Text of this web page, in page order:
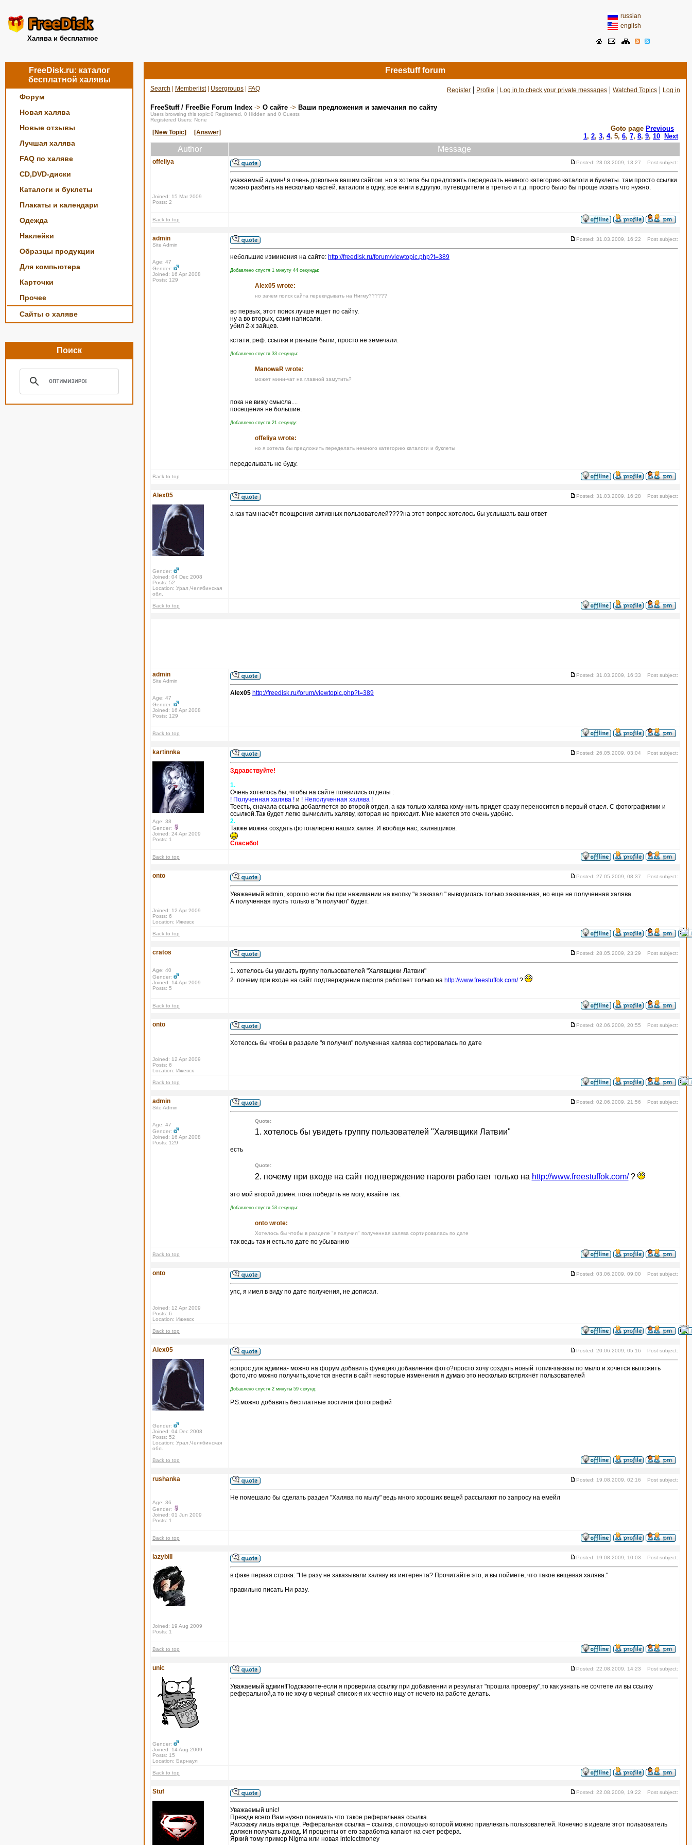
Халява и бесплатное
russian
english
FreeDisk.ru: каталог
бесплатной халявы
Форум
Новая халява
Новые отзывы
Лучшая халява
FAQ по халяве
CD,DVD-диски
Каталоги и буклеты
Плакаты и календари
Одежда
Наклейки
Образцы продукции
Для компьютера
Карточки
Прочее
Сайты о халяве
Поиск
Freestuff forum
Search Memberlist| Usergroups FAQ Register | Profile | Log in to check your private messages | Watched Topics | Log in
FreeStuff / FreeBie Forum Index -> О сайте -> Ваши предложения и замечания по сайту
Users browsing this topic:0 Registered, 0 Hidden and 0 Guests
Registered Users: None
[New Topic] [Answer] Goto page Previous
1, 2, 3, 4, 5, 6, 7, 8, 9, 10 Next
Author Message
offeliya
Joined: 15 Mar 2009
Posts: 2
Posted: 28.03.2009, 13:27 Post subject:
уважаемый админ! я очень довольна вашим сайтом. но я хотела бы предложить переделать немного категорию каталоги и буклеты. там просто ссылки
можно разбить на несколько частей. каталоги в одну, все книги в другую, путеводители в третью и т.д. просто было бы проще искать что нужно.
Back to top
admin
Site Admin
Age: 47
Gender:
Joined: 16 Apr 2008
Posts: 129
Posted: 31.03.2009, 16:22 Post subject:
небольшие изминения на сайте: http://freedisk.ru/forum/viewtopic.php?t=389
Добавлено спустя 1 минуту 44 секунды:
Alex05 wrote:
но зачем поиск сайта перекидывать на Нигму??????
во первых, этот поиск лучше ищет по сайту.
ну а во вторых, сами написали.
убил 2-х зайцев.
кстати, реф. ссылки и раньше были, просто не земечали.
Добавлено спустя 33 секунды:
ManowaR wrote:
может мини-чат на главной замутить?
пока не вижу смысла....
посещения не большие.
Добавлено спустя 21 секунду:
offeliya wrote:
но я хотела бы предложить переделать немного категорию каталоги и буклеты
переделывать не буду.
Back to top
Alex05
Gender:
Joined: 04 Dec 2008
Posts: 52
Location: Урал,Челябинская
обл.
Posted: 31.03.2009, 16:28 Post subject:
а как там насчёт поощрения активных пользователей????на этот вопрос хотелось бы услышать ваш ответ
Back to top
admin
Site Admin
Age: 47
Gender:
Joined: 16 Apr 2008
Posts: 129
Posted: 31.03.2009, 16:33 Post subject:
Alex05 http://freedisk.ru/forum/viewtopic.php?t=389
Back to top
kartinnka
Age: 38
Gender:
Joined: 24 Apr 2009
Posts: 1
Posted: 26.05.2009, 03:04 Post subject:
Здравствуйте!
1.
Очень хотелось бы, чтобы на сайте появились отделы :
! Полученная халява ! и ! Неполученная халява !
Тоесть, сначала ссылка добавляется во второй отдел, а как только халява кому-нить придет сразу переносится в первый отдел. С фотографиями и
ссылкой.Так будет легко вычислить халяву, которая не приходит. Мне кажется это очень удобно.
2.
Также можна создать фотогалерею наших халяв. И вообще нас, халявщиков.
Спасибо!
Back to top
onto
Joined: 12 Apr 2009
Posts: 6
Location: Ижевск
Posted: 27.05.2009, 08:37 Post subject:
Уважаемый admin, хорошо если бы при нажимании на кнопку "я заказал " выводилась только заказанная, но еще не полученная халява.
А полученная пусть только в "я получил" будет.
Back to top
cratos
Age: 40
Gender:
Joined: 14 Apr 2009
Posts: 5
Posted: 28.05.2009, 23:29 Post subject:
1. хотелось бы увидеть группу пользователей "Халявщики Латвии"
2. почему при входе на сайт подтверждение пароля работает только на http://www.freestuffok.com/?
Back to top
onto
Joined: 12 Apr 2009
Posts: 6
Location: Ижевск
Posted: 02.06.2009, 20:55 Post subject:
Хотелось бы чтобы в разделе "я получил" полученная халява сортировалась по дате
Back to top
admin
Site Admin
Age: 47
Gender:
Joined: 16 Apr 2008
Posts: 129
Posted: 02.06.2009, 21:56 Post subject:
Quote:
1. хотелось бы увидеть группу пользователей "Халявщики Латвии"
есть
Quote:
2. почему при входе на сайт подтверждение пароля работает только на http://www.freestuffok.com/?
это мой второй домен. пока победить не могу, юзайте так.
Добавлено спустя 53 секунды:
onto wrote:
Хотелось бы чтобы в разделе "я получил" полученная халява сортировалась по дате
так ведь так и есть.по дате по убыванию
Back to top
onto
Joined: 12 Apr 2009
Posts: 6
Location: Ижевск
Posted: 03.06.2009, 09:00 Post subject:
упс, я имел в виду по дате получения, не дописал.
Back to top
Alex05
Gender:
Joined: 04 Dec 2008
Posts: 52
Location: Урал,Челябинская
обл.
Posted: 20.06.2009, 05:16 Post subject:
вопрос для админа- можно на форум добавить функцию добавления фото?просто хочу создать новый топик-заказы по мыло и хочется выложить
фото,что можно получить,хочется внести в сайт некоторые изменения я думаю это несколько встряхнёт пользователей
Добавлено спустя 2 минуты 59 секунд:
P.S.можно добавить бесплатные хостинги фотографий
Back to top
rushanka
Age: 36
Gender:
Joined: 01 Jun 2009
Posts: 1
Posted: 19.08.2009, 02:16 Post subject:
Не помешало бы сделать раздел "Халява по мылу" ведь много хороших вещей рассылают по запросу на емейл
Back to top
lazybill
Joined: 19 Aug 2009
Posts: 1
Posted: 19.08.2009, 10:03 Post subject:
в факе первая строка: "Не разу не заказывали халяву из интерента? Прочитайте это, и вы поймете, что такое вещевая халява."
правильно писать Ни разу.
Back to top
unic
Gender:
Joined: 14 Aug 2009
Posts: 15
Location: Барнаул
Posted: 22.08.2009, 14:23 Post subject:
Уважаемый админ!Подскажите-если я проверила ссылку при добавлении и результат "прошла проверку",то как узнать не сочтете ли вы ссылку
реферальной,а то не хочу в черный список-я их честно ищу от нечего на работе делать.
Back to top
Stuf Posted: 22.08.2009, 19:22 Post subject:
Уважаемый unic!
Прежде всего Вам нужно понимать что такое реферальная ссылка.
Расскажу лишь вкратце. Реферальная ссылка – ссылка, с помощью которой можно привлекать пользователей. Конечно в идеале этот пользователь
должен получать доход. И проценты от его заработка капают на счет рефера.
Яркий тому пример Nigma или новая intelectmoney